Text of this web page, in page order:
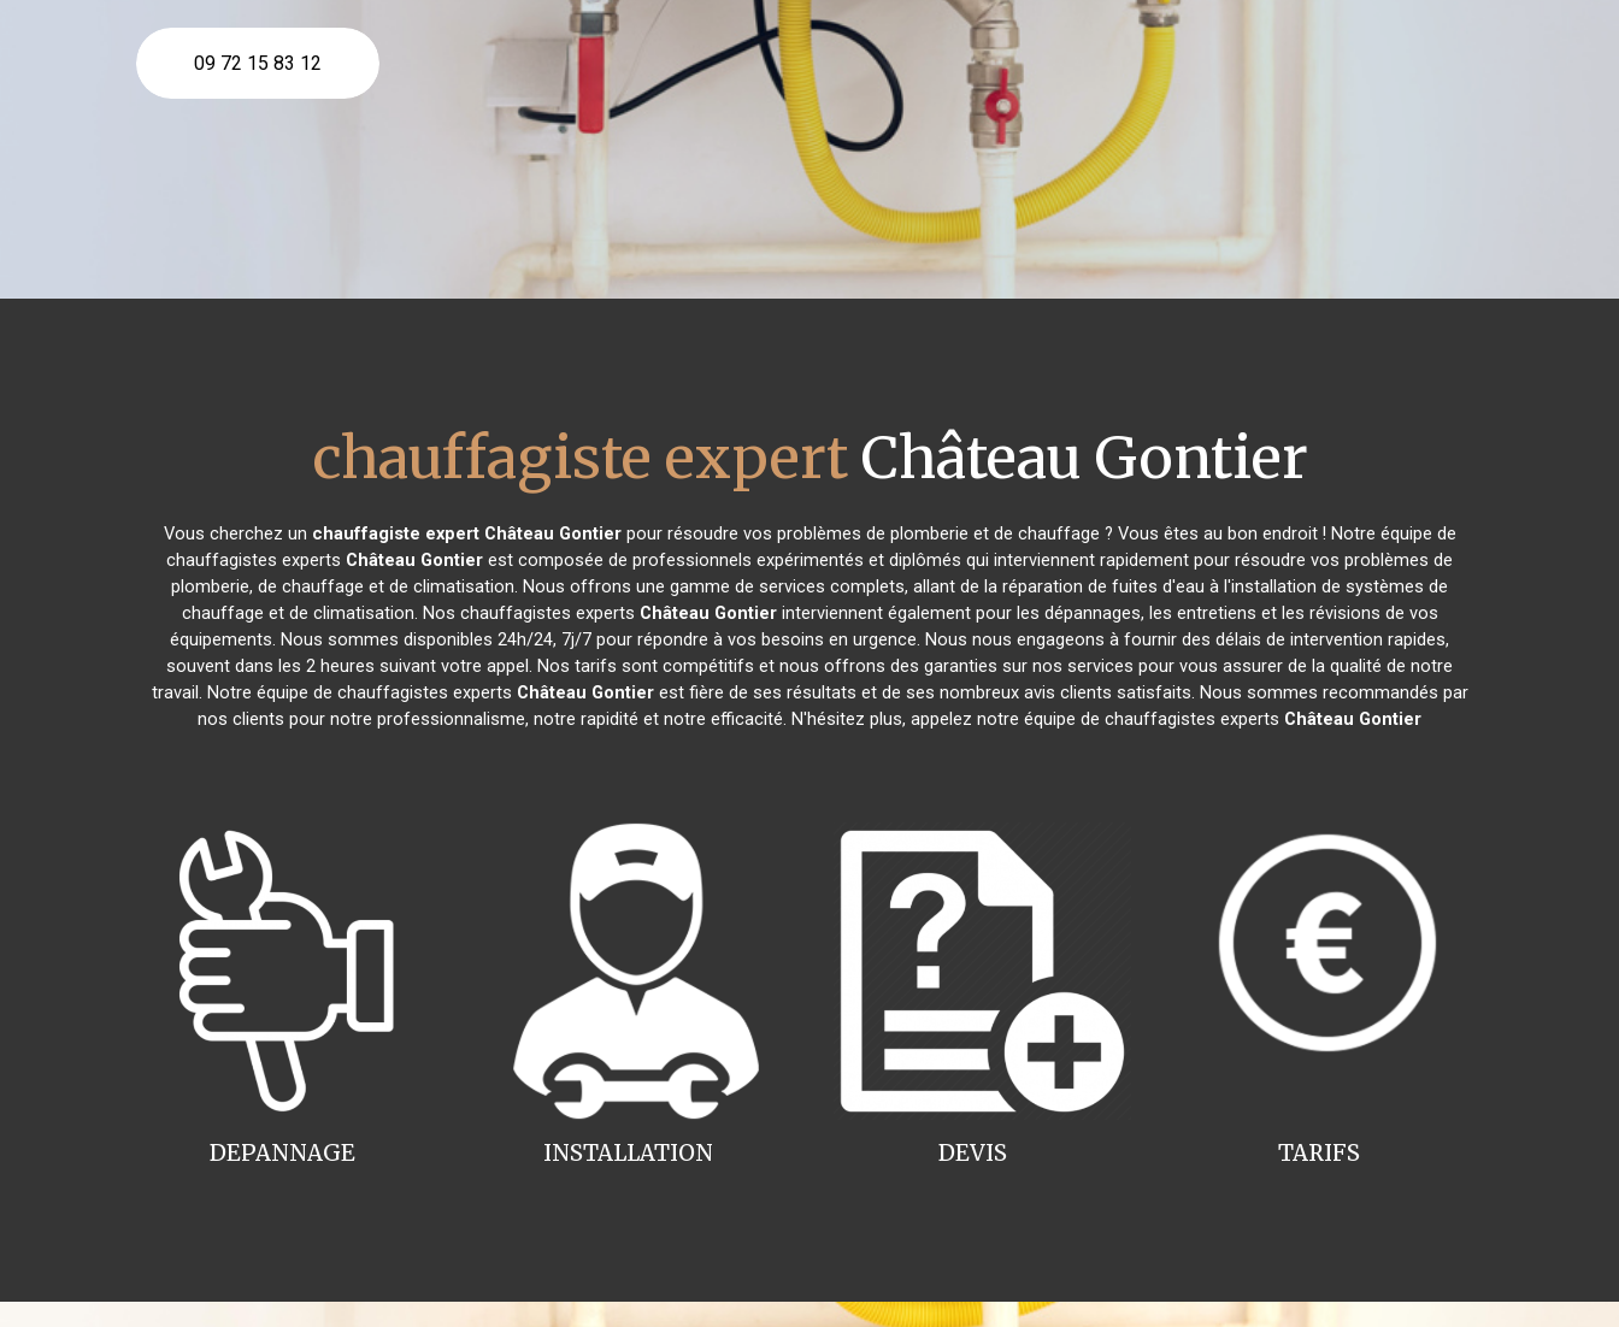
09 72 15 83 12
chauffagiste expertChâteau Gontier
Vous cherchez un chauffagiste expert Château Gontierpour résoudre vos problèmes de plomberie et de chauffage ? Vous êtes au bon endroit ! Notre équipe de
chauffagistes experts Château Gontier est composée de professionnels expérimentés et diplômés qui interviennent rapidement pour résoudre vos problèmes de
plomberie, de chauffage et de climatisation. Nous offrons une gamme de services complets, allant de la réparation de fuites d'eau à l'installation de systèmes de
chauffage et de climatisation. Nos chauffagistes experts Château Gontierinterviennent également pour les dépannages, les entretiens et les révisions de vos
équipements. Nous sommes disponibles 24h/24, 7j/7 pour répondre à vos besoins en urgence. Nous nous engageons à fournir des délais de intervention rapides,
souvent dans les 2 heures suivant votre appel. Nos tarifs sont compétitifs et nous offrons des garanties sur nos services pour vous assurer de la qualité de notre
travail. Notre équipe de chauffagistes experts Château Gontierest fière de ses résultats et de ses nombreux avis clients satisfaits. Nous sommes recommandés par
nos clients pour notre professionnalisme, notre rapidité et notre efficacité. N'hésitez plus, appelez notre équipe de chauffagistes experts Château Gontier
INSTALLATION
DEPANNAGE TARIFS
DEVIS